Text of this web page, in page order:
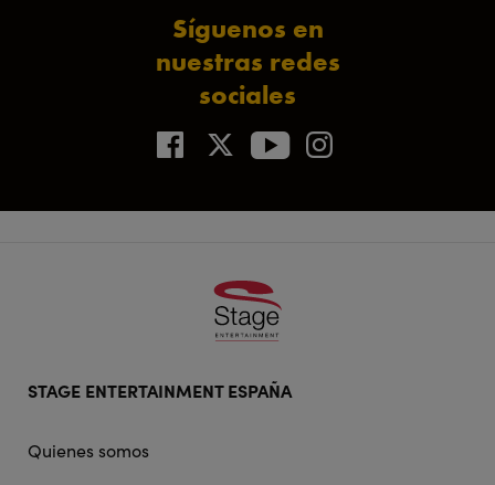
Síguenos en
nuestras redes
sociales
STAGE ENTERTAINMENT ESPAÑA
Quienes somos